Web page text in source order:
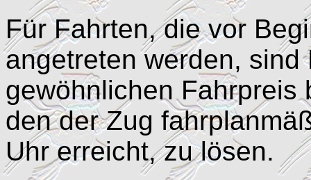
Für Fahrten, die vor
angetreten werden, sind
gewöhnlichen Fahrpreis
den der Zug
Uhr erreicht, zu lösen.